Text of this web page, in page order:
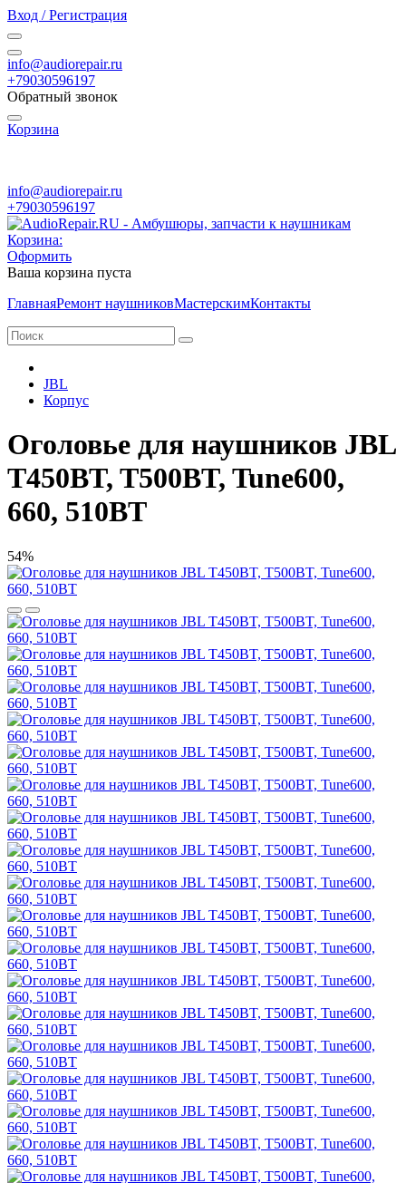
Вход / Регистрация
info@audiorepair.ru
+79030596197
Обратный звонок
Корзина
info@audiorepair.ru
+79030596197
Корзина:
Оформить
Ваша корзина пуста
ГлавнаяРемонт наушниковМастерскимКонтакты
JBL
Корпус
Оголовье для наушников JBL
T450BT, T500BT, Tune600,
660, 510BT
54%